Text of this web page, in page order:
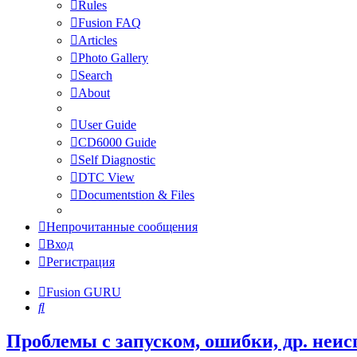
Rules
Fusion FAQ
Articles
Photo Gallery
Search
About
User Guide
CD6000 Guide
Self Diagnostic
DTC View
Documentstion & Files
Непрочитанные сообщения
Вход
Регистрация
Fusion GURU
Поиск
Проблемы с запуском, ошибки, др.